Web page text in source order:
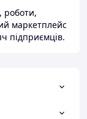
роботи,
маркетплейс
підприємців.